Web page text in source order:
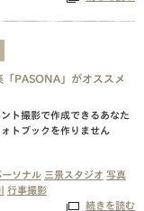
「PASONA」がオススメ
ト撮影で作成できるあなた
トブックを作りません
ーソナル 三景スタジオ 写真
行事撮影
続きを読む